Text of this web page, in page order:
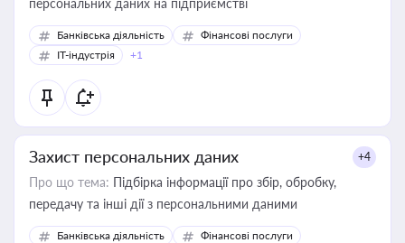
персональних даних на підприємстві
Банківська діяльність
Фінансові послуги
IT-індустрія
+1
Захист персональних даних +4
Про що тема: Підбірка інформації про збір, обробку,
передачу та інші дії з персональними даними
Банківська діяльність
Фінансові послуги